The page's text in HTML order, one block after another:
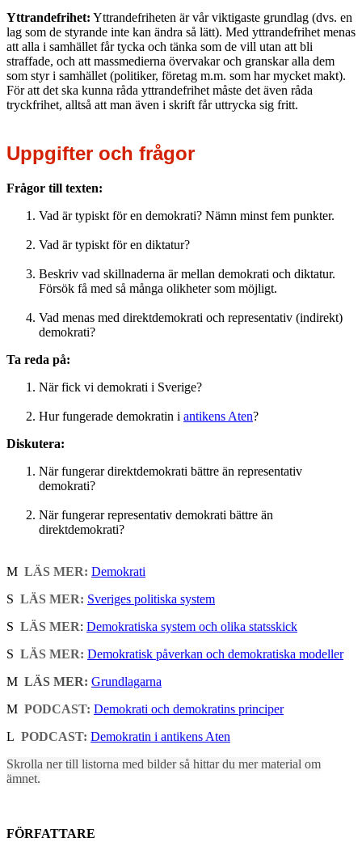
Yttrandefrihet: Yttrandefriheten är vår viktigaste grundlag (dvs. en
lag som de styrande inte kan ändra så lätt). Med yttrandefrihet menas
att alla i samhället får tycka och tänka som de vill utan att bli
straffade, och att massmedierna övervakar och granskar alla dem
som styr i samhället (politiker, företag m.m. som har mycket makt).
För att det ska kunna råda yttrandefrihet måste det även råda
tryckfrihet, alltså att man även i skrift får uttrycka sig fritt.
Uppgifter och frågor
Frågor till texten:
Vad är typiskt för en demokrati? Nämn minst fem punkter.
Vad är typiskt för en diktatur?
Beskriv vad skillnaderna är mellan demokrati och diktatur.
Försök få med så många olikheter som möjligt.
Vad menas med direktdemokrati och representativ (indirekt)
demokrati?
Ta reda på:
När fick vi demokrati i Sverige?
Hur fungerade demokratin i antikens Aten?
Diskutera:
När fungerar direktdemokrati bättre än representativ
demokrati?
När fungerar representativ demokrati bättre än
direktdemokrati?
M LÄS MER: Demokrati
S LÄS MER: Sveriges politiska system
S LÄS MER: Demokratiska system och olika statsskick
S LÄS MER: Demokratisk påverkan och demokratiska modeller
M LÄS MER: Grundlagarna
M PODCAST: Demokrati och demokratins principer
L PODCAST: Demokratin i antikens Aten
Skrolla ner till listorna med bilder så hittar du mer material om
ämnet.
FÖRFATTARE